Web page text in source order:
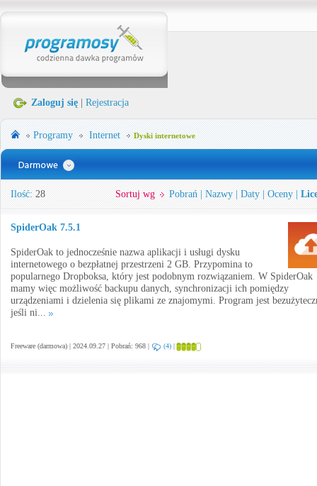
Zaloguj się Rejestracja
Programy Internet Dyski internetowe
Ilość: 28 Sortuj wg Pobrań Nazwy Daty Oceny
SpiderOak 7.5.1
SpiderOak to jednocześnie nazwa aplikacji i usługi dysku
internetowego o bezpłatnej przestrzeni 2 GB. Przypomina to
popularnego Dropboksa, który jest podobnym rozwiązaniem. W SpiderOak
mamy więc możliwość backupu danych, synchronizacji ich pomiędzy
urządzeniami i dzielenia się plikami ze znajomymi. Program jest
jeśli ni...
Freeware (darmowa) | 2024.09.27 | Pobrań: 968 | (4) |